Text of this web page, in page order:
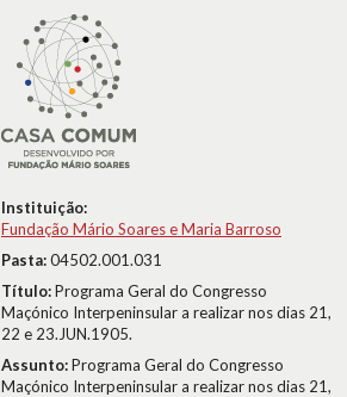
Instituição:
Fundação Mário Soares e Maria Barroso
Pasta:04502.001.031
Título:Programa Geral do Congresso
Maçónico Interpeninsular a realizar nos dias 21,
22 e 23.JUN.1905.
Assunto:Programa Geral do Congresso
Maçónico Interpeninsular a realizar nos dias 21,